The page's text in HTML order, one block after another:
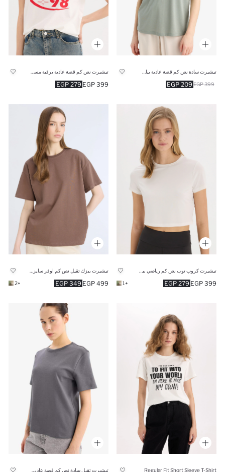
209 EGP 399 EGP
279 EGP 399 EGP
279 EGP 399 EGP
+1
349 EGP 499 EGP
+2
Regular Fit Short Sleeve T-Shirt